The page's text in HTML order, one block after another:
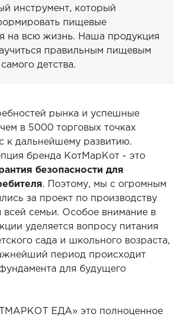
инструмент, который
пищевые
на всю жизнь. Наша продукция
правильным пищевым
детства.
рынка и успешные
в 5000 торговых точках
к дальнейшему развитию.
бренда КотМарКот - это
безопасности для
. Поэтому, мы с огромным
за проект по производству
всей семьи. Особое внимание в
уделяется вопросу питания
сада и школьного возраста,
период происходит
для будущего
ЕДА» это полноценное